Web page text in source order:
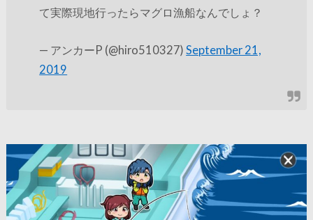
て実際現地行ったらマグロ漁船なんでしょ？
— アンカーP (@hiro510327)September 21,
2019